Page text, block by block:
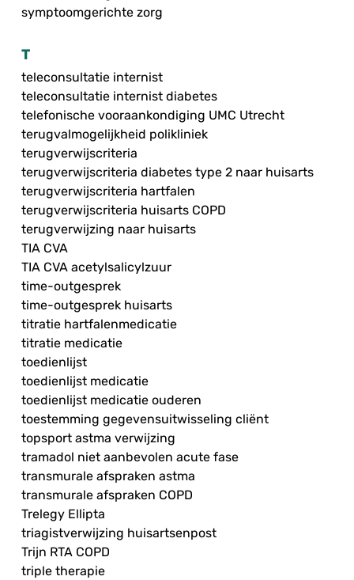
symptoomgerichte zorg
T
teleconsultatie internist
teleconsultatie internist diabetes
telefonische vooraankondiging UMC Utrecht
terugvalmogelijkheid polikliniek
terugverwijscriteria
terugverwijscriteria diabetes type 2 naar huisarts
terugverwijscriteria hartfalen
terugverwijscriteria huisarts COPD
terugverwijzing naar huisarts
TIA CVA
TIA CVA acetylsalicylzuur
time-outgesprek
time-outgesprek huisarts
titratie hartfalenmedicatie
titratie medicatie
toedienlijst
toedienlijst medicatie
toedienlijst medicatie ouderen
toestemming gegevensuitwisseling cliënt
topsport astma verwijzing
tramadol niet aanbevolen acute fase
transmurale afspraken astma
transmurale afspraken COPD
Trelegy Ellipta
triagistverwijzing huisartsenpost
Trijn RTA COPD
triple therapie